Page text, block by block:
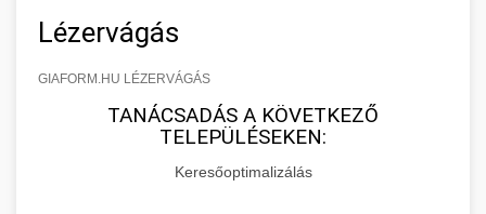
Lézervágás
GIAFORM.HU LÉZERVÁGÁS
TANÁCSADÁS A KÖVETKEZŐ
TELEPÜLÉSEKEN:
Keresőoptimalizálás